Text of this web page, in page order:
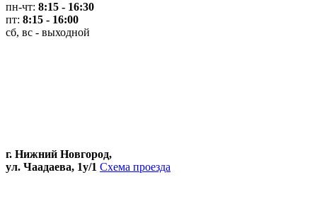
пн-чт: 8:15 - 16:30
пт: 8:15 - 16:00
сб, вс - выходной
г. Нижний Новгород,
ул. Чаадаева, 1у/1 Схема проезда